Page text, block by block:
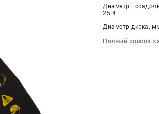
Диаметр
25.4
Диаметр диска,
Полный список